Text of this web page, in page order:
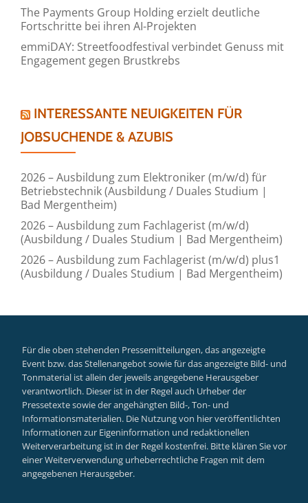
The Payments Group Holding erzielt deutliche
Fortschritte bei ihren AI-Projekten
emmiDAY: Streetfoodfestival verbindet Genuss mit
Engagement gegen Brustkrebs
INTERESSANTE NEUIGKEITEN FÜR
JOBSUCHENDE & AZUBIS
2026 – Ausbildung zum Elektroniker (m/w/d) für
Betriebstechnik (Ausbildung / Duales Studium |
Bad Mergentheim)
2026 – Ausbildung zum Fachlagerist (m/w/d)
(Ausbildung / Duales Studium | Bad Mergentheim)
2026 – Ausbildung zum Fachlagerist (m/w/d) plus1
(Ausbildung / Duales Studium | Bad Mergentheim)
Für die oben stehenden Pressemitteilungen, das angezeigte
Event bzw. das Stellenangebot sowie für das angezeigte Bild- und
Tonmaterial ist allein der jeweils angegebene Herausgeber
verantwortlich. Dieser ist in der Regel auch Urheber der
Pressetexte sowie der angehängten Bild-, Ton- und
Informationsmaterialien. Die Nutzung von hier veröffentlichten
Informationen zur Eigeninformation und redaktionellen
Weiterverarbeitung ist in der Regel kostenfrei. Bitte klären Sie vor
einer Weiterverwendung urheberrechtliche Fragen mit dem
angegebenen Herausgeber.